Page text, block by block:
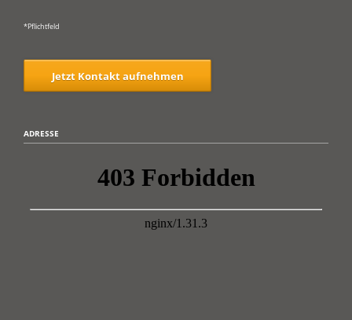
*Pflichtfeld
Jetzt Kontakt aufnehmen
ADRESSE